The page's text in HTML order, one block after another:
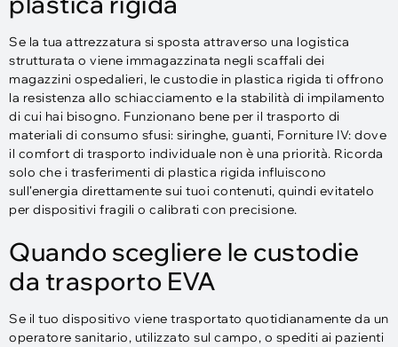
Se la tua attrezzatura si sposta attraverso una logistica
strutturata o viene immagazzinata negli scaffali dei
magazzini ospedalieri, le custodie in plastica rigida ti offrono
la resistenza allo schiacciamento e la stabilità di impilamento
di cui hai bisogno. Funzionano bene per il trasporto di
materiali di consumo sfusi: siringhe, guanti, Forniture IV: dove
il comfort di trasporto individuale non è una priorità. Ricorda
solo che i trasferimenti di plastica rigida influiscono
sull'energia direttamente sui tuoi contenuti, quindi evitatelo
per dispositivi fragili o calibrati con precisione.
Quando scegliere le custodie
da trasporto EVA
Se il tuo dispositivo viene trasportato quotidianamente da un
operatore sanitario, utilizzato sul campo, o spediti ai pazienti